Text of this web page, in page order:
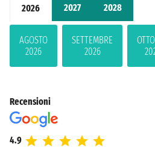
2026 2027 2028
AGOSTO
2026
SETTEMBRE
2026
Recensioni
4.9